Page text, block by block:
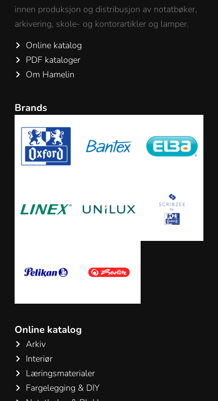
innen produksjon og distribusjon av notatbøker,
arkivering, skole- og kontorartikler og lamper.
Online katalog
PDF kataloger
Om Hamelin
Brands
Online katalog
Arkiv
Interiør
Læringsmaterialer
Fargelegging & DIY